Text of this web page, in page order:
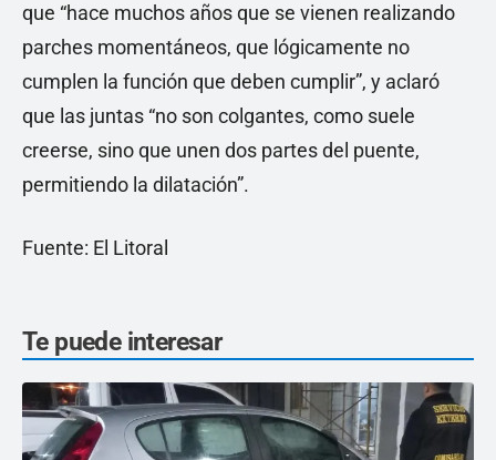
que “hace muchos años que se vienen realizando
parches momentáneos, que lógicamente no
cumplen la función que deben cumplir”, y aclaró
que las juntas “no son colgantes, como suele
creerse, sino que unen dos partes del puente,
permitiendo la dilatación”.
Fuente: El Litoral
Te puede interesar